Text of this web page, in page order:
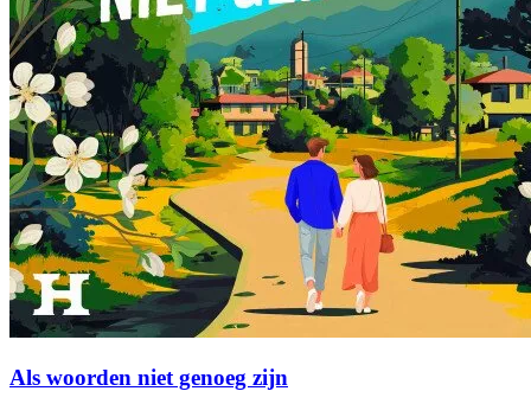
Als woorden niet genoeg zijn